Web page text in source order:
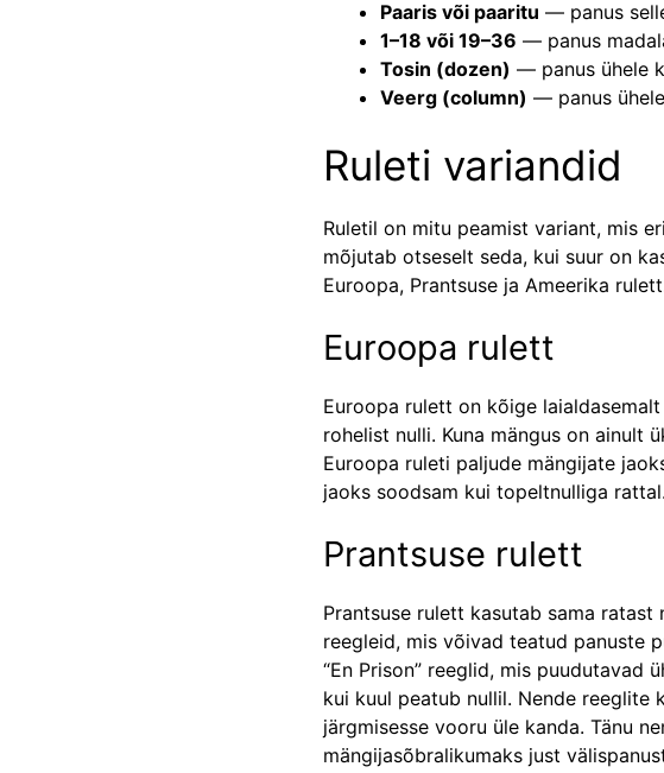
Paaris või paaritu — panus
1–18 või 19–36 — panus
Tosin (dozen) — panus ühele
Veerg (column) — panus
Ruleti variandid
Ruletil on mitu peamist variant, mis
mõjutab otseselt seda, kui suur on
Euroopa, Prantsuse ja Ameerika
Euroopa rulett
Euroopa rulett on kõige
rohelist nulli. Kuna mängus on ainult
Euroopa ruleti paljude mängijate
jaoks soodsam kui topeltnulliga rattal.
Prantsuse rulett
Prantsuse rulett kasutab sama
reegleid, mis võivad teatud panuste
“En Prison” reeglid, mis puudutavad
kui kuul peatub nullil. Nende reeglite
järgmisesse vooru üle kanda. Tänu
mängijasõbralikumaks just